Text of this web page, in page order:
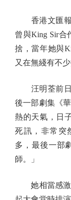
香港文匯報
曾與King Sir合
捨，當年她與
又在無綫有不
汪明荃前日
後一部劇集《
熱的天氣，日
死訊，非常突
多，最後一部
師。」
她相當感激